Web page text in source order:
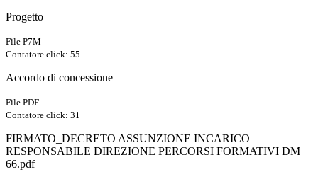
Progetto
File P7M
Contatore click: 55
Accordo di concessione
File PDF
Contatore click: 31
FIRMATO_DECRETO ASSUNZIONE INCARICO
RESPONSABILE DIREZIONE PERCORSI FORMATIVI DM
66.pdf